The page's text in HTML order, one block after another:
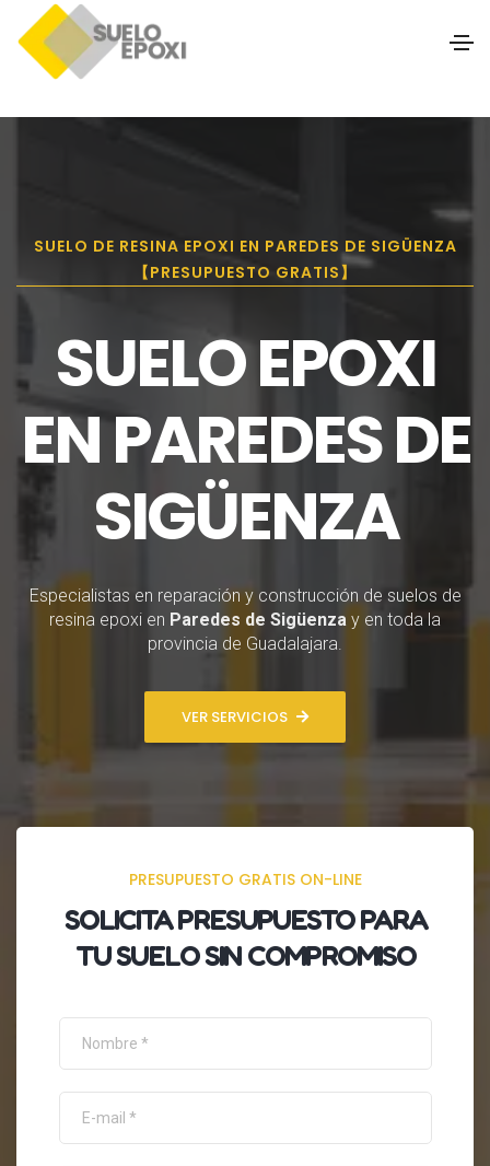
SUELO DE RESINA EPOXI EN PAREDES DE SIGÜENZA
【PRESUPUESTO GRATIS】
SUELO EPOXI
EN PAREDES DE
SIGÜENZA
Especialistas en reparación y construcción de suelos de
resina epoxi en Paredes de Sigüenza y en toda la
provincia de Guadalajara.
VER SERVICIOS
PRESUPUESTO GRATIS ON-LINE
SOLICITAPRESUPUESTOPARA
TU SUELO SIN COMPROMISO